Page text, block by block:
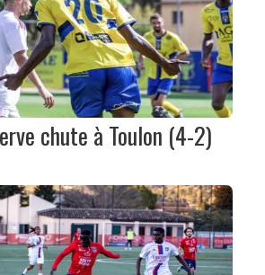
chute à Toulon (4-2)